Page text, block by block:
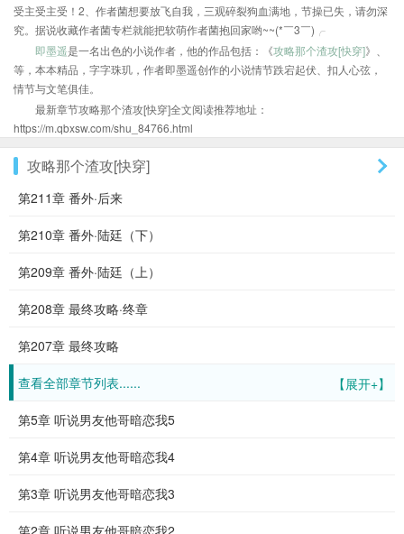
受主受主受！2、作者菌想要放飞自我，三观碎裂狗血满地，节操已失，请勿深
究。据说收藏作者菌专栏就能把软萌作者菌抱回家哟~~(*￣3￣)╭
即墨遥是一名出色的小说作者，他的作品包括：《攻略那个渣攻[快穿]》、
等，本本精品，字字珠玑，作者即墨遥创作的小说情节跌宕起伏、扣人心弦，
情节与文笔俱佳。
最新章节攻略那个渣攻[快穿]全文阅读推荐地址：
https://m.qbxsw.com/shu_84766.html
攻略那个渣攻[快穿]
第211章 番外·后来
第210章 番外·陆廷（下）
第209章 番外·陆廷（上）
第208章 最终攻略·终章
第207章 最终攻略
【展开+】
查看全部章节列表......
第5章 听说男友他哥暗恋我5
第4章 听说男友他哥暗恋我4
第3章 听说男友他哥暗恋我3
第2章 听说男友他哥暗恋我2